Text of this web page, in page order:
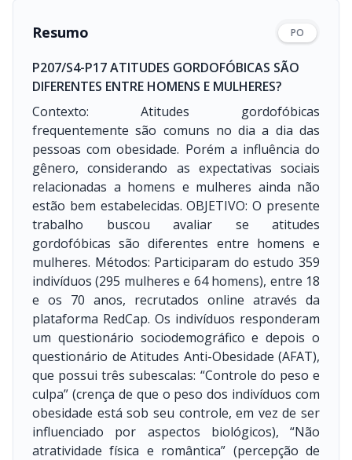
Resumo PO
P207/S4-P17 ATITUDES GORDOFÓBICAS SÃO
DIFERENTES ENTRE HOMENS E MULHERES?
Contexto: Atitudes gordofóbicas
frequentemente são comuns no dia a dia das
pessoas com obesidade. Porém a influência do
gênero, considerando as expectativas sociais
relacionadas a homens e mulheres ainda não
estão bem estabelecidas. OBJETIVO: O presente
trabalho buscou avaliar se atitudes
gordofóbicas são diferentes entre homens e
mulheres. Métodos: Participaram do estudo 359
indivíduos (295 mulheres e 64 homens), entre 18
e os 70 anos, recrutados online através da
plataforma RedCap. Os indivíduos responderam
um questionário sociodemográfico e depois o
questionário de Atitudes Anti-Obesidade (AFAT),
que possui três subescalas: “Controle do peso e
culpa” (crença de que o peso dos indivíduos com
obesidade está sob seu controle, em vez de ser
influenciado por aspectos biológicos), “Não
atratividade física e romântica” (percepção de